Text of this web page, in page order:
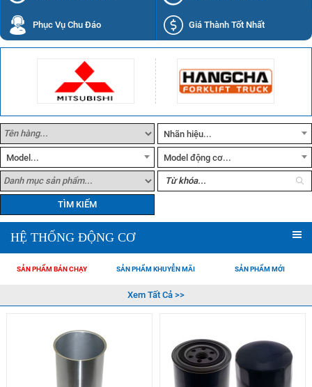
Phục Vụ Chu Đáo Giá Thành Tốt Nhất
Nhãn hiệu...
Model... Model động cơ...
TÌM KIẾM
HỆ THỐNG ĐỘNG CƠ
SẢN PHẨM BÁN CHẠY SẢN PHẨM KHUYỄN MÃI SẢN PHẨM MỚI
Xem Tất Cả >>